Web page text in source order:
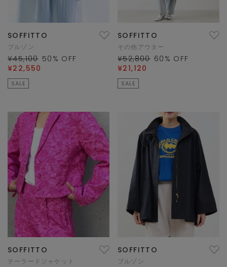
SOFFITTO
ブルゾン
¥45,100 50 % OFF
¥22,550
SALE
SOFFITTO
その他アウター
¥52,800 60 % OFF
¥21,120
SALE
SOFFITTO
テーラードジャケット
SOFFITTO
ブルゾン